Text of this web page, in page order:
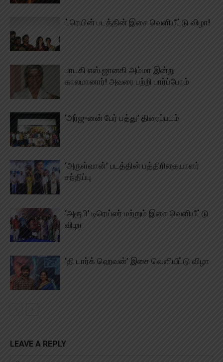
ட்ரெயின் படத்தின் இசை வெளியீட்டு விழா!
பாடகி எஸ்.ஜானகி அம்மா இன்று
காலமானார்! அவரை பற்றி பார்ப்போம்
‘அர்ஜுனன் பேர் பத்து’ திரைப்படம்
‘அருள்வான்’ படத்தின் பத்திரிகையாளர்
சந்திப்பு
‘அரூபி’ டிரெய்லர் மற்றும் இசை வெளியீட்டு
விழா
‘தி டார்க் ஹெவன்’ இசை வெளியீட்டு விழா
LEAVE A REPLY